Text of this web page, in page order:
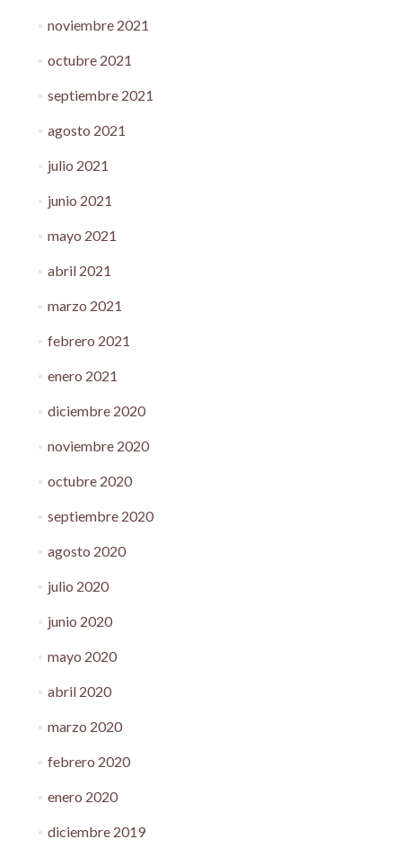
noviembre 2021
octubre 2021
septiembre 2021
agosto 2021
julio 2021
junio 2021
mayo 2021
abril 2021
marzo 2021
febrero 2021
enero 2021
diciembre 2020
noviembre 2020
octubre 2020
septiembre 2020
agosto 2020
julio 2020
junio 2020
mayo 2020
abril 2020
marzo 2020
febrero 2020
enero 2020
diciembre 2019